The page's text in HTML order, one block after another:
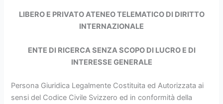
LIBERO E PRIVATO ATENEO TELEMATICO DI DIRITTO
INTERNAZIONALE
ENTE DI RICERCA SENZA SCOPO DI LUCRO E DI
INTERESSE GENERALE
Persona Giuridica Legalmente Costituita ed Autorizzata ai
sensi del Codice Civile Svizzero ed in conformità della